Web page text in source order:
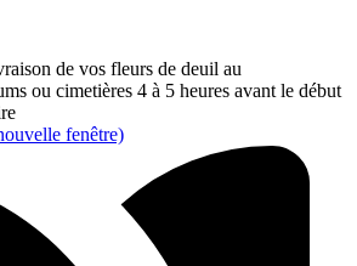
de vos fleurs de deuil au
ou cimetières 4 à 5 heures avant le début
fenêtre)